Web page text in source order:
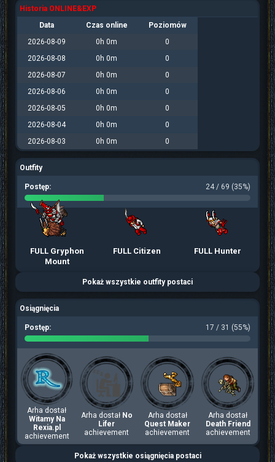
Historia ONLINE&EXP
Data
Czas online
Poziomów
2026-08-09
0h 0m
0
2026-08-08
0h 0m
0
2026-08-07
0h 0m
0
2026-08-06
0h 0m
0
2026-08-05
0h 0m
0
2026-08-04
0h 0m
0
2026-08-03
0h 0m 0
Outfity
Postęp: 24 / 69 (35%)
FULL Gryphon
Mount
FULL Citizen FULL Hunter
Pokaż wszystkie outfity postaci
Osiągnięcia
Postęp: 17 / 31 (55%)
Arha dostał
Witamy Na
Rexia.pl
achievement
Arha dostał No
Lifer
achievement
Arha dostał
Quest Maker
achievement
Arha dostał
Death Friend
achievement
Pokaż wszystkie osiągnięcia postaci